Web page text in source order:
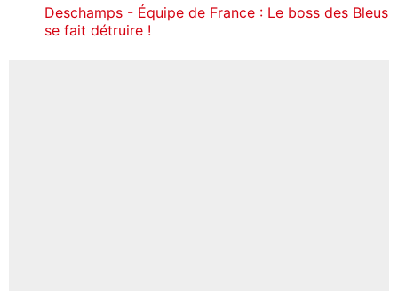
Deschamps - Équipe de France : Le boss des Bleus
se fait détruire !